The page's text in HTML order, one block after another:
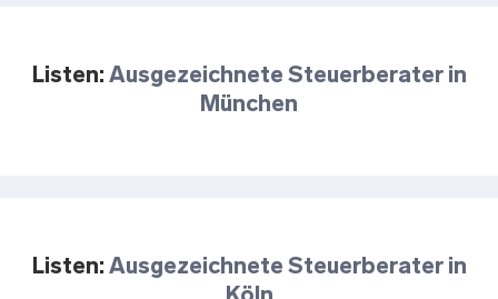
Listen: Ausgezeichnete Steuerberater in
München
Listen: Ausgezeichnete Steuerberater in